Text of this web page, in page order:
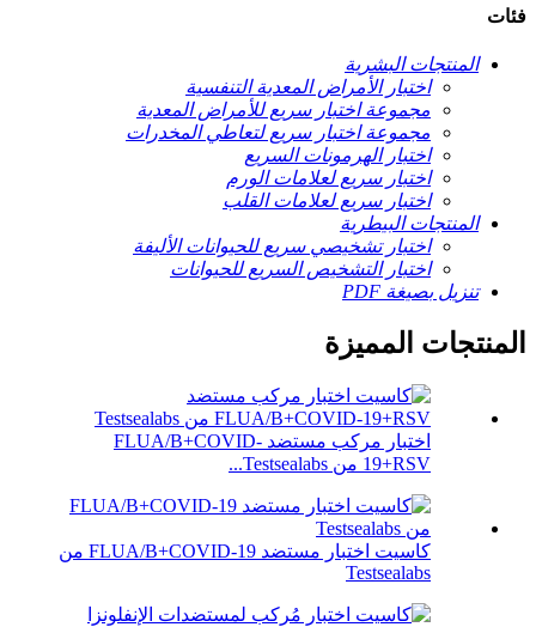
فئات
المنتجات البشرية
اختبار الأمراض المعدية التنفسية
مجموعة اختبار سريع للأمراض المعدية
مجموعة اختبار سريع لتعاطي المخدرات
اختبار الهرمونات السريع
اختبار سريع لعلامات الورم
اختبار سريع لعلامات القلب
المنتجات البيطرية
اختبار تشخيصي سريع للحيوانات الأليفة
اختبار التشخيص السريع للحيوانات
تنزيل بصيغة PDF
المنتجات المميزة
اختبار مركب مستضد FLUA/B+COVID-
19+RSV من Testsealabs...
كاسيت اختبار مستضد FLUA/B+COVID-19 من
Testsealabs